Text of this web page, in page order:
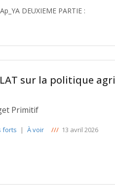
sur la politique
Primitif
forts | À voir /// 13 avril 2026